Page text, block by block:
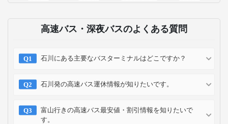
高速バス・深夜バスのよくある質問
石川にある主要なバスターミナルはどこですか？
石川発の高速バス運休情報が知りたいです。
富山行きの高速バス最安値・割引情報を知りたいで
す。